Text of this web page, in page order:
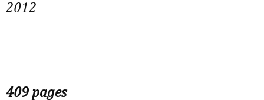
2012
409 pages